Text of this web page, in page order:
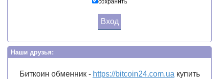
Вход
Наши друзья:
Биткоин обменник - https://bitcoin24.com.ua купить